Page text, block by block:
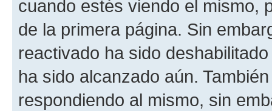
cuando estés viendo el mismo,
de la primera página. Sin
reactivado ha sido
ha sido alcanzado aún.
respondiendo al mismo, sin